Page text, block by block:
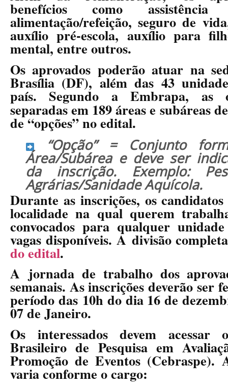
benefícios comoassistência
alimentação/refeição, seguro de
auxílio pré-escola, auxílio para
mental, entre outros.
Os aprovados poderão atuar na
Brasília (DF), além das 43
país. Segundo a Embrapa, as
separadas em 189 áreas e subáreas
de “opções” no edital.
“Opção” = Conjunto
Área/Subárea e deve ser
da inscrição. Exemplo:
Agrárias/Sanidade Aquícola.
Durante as inscrições, os
localidade na qual querem
convocados para qualquer
vagas disponíveis. A divisão
do edital.
A jornada de trabalho dos
semanais. As inscrições deverão ser
período das 10h do dia 16 de
07 de Janeiro.
Os interessados devem
Brasileiro de Pesquisa em
Promoção de Eventos (Cebraspe).
varia conforme o cargo: